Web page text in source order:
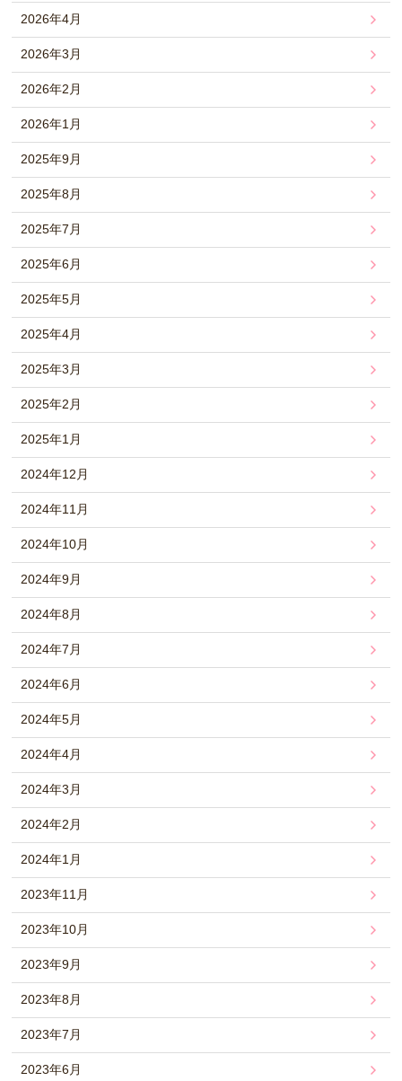
2026年4月
2026年3月
2026年2月
2026年1月
2025年9月
2025年8月
2025年7月
2025年6月
2025年5月
2025年4月
2025年3月
2025年2月
2025年1月
2024年12月
2024年11月
2024年10月
2024年9月
2024年8月
2024年7月
2024年6月
2024年5月
2024年4月
2024年3月
2024年2月
2024年1月
2023年11月
2023年10月
2023年9月
2023年8月
2023年7月
2023年6月